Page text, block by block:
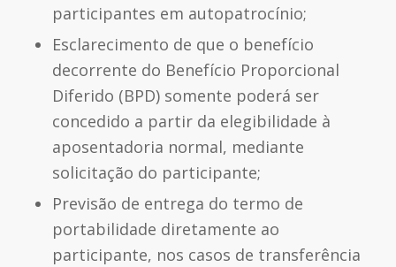
participantes em autopatrocínio;
Esclarecimento de que o benefício
decorrente do Benefício Proporcional
Diferido (BPD) somente poderá ser
concedido a partir da elegibilidade à
aposentadoria normal, mediante
solicitação do participante;
Previsão de entrega do termo de
portabilidade diretamente ao
participante, nos casos de transferência